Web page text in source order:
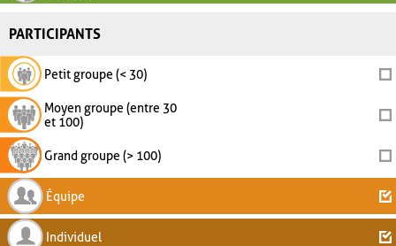
PARTICIPANTS
Petit groupe (< 30)
Moyen groupe (entre 30
et 100)
Grand groupe (> 100)
Équipe
Individuel